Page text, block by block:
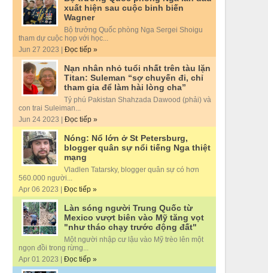
xuất hiện sau cuộc binh biến
Wagner
Bộ trưởng Quốc phòng Nga Sergei Shoigu
tham dự cuộc họp với học...
Jun 27 2023 | Đọc tiếp »
Nạn nhân nhỏ tuổi nhất trên tàu lặn
Titan: Suleman “sợ chuyến đi, chỉ
tham gia để làm hài lòng cha”
Tỷ phú Pakistan Shahzada Dawood (phải) và
con trai Suleiman...
Jun 24 2023 | Đọc tiếp »
Nóng: Nổ lớn ở St Petersburg,
blogger quân sự nổi tiếng Nga thiệt
mạng
Vladlen Tatarsky, blogger quân sự có hơn
560.000 người...
Apr 06 2023 | Đọc tiếp »
Làn sóng người Trung Quốc từ
Mexico vượt biên vào Mỹ tăng vọt
"như tháo chạy trước động đất"
Một người nhập cư lậu vào Mỹ trèo lên một
ngọn đồi trong rừng...
Apr 01 2023 | Đọc tiếp »